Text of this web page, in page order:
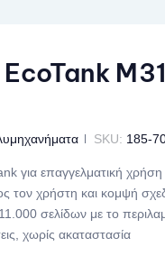
EcoTank
SKU: 185-
για επαγγελματική χρήση
τον χρήστη και κομψή
σελίδων με το
χωρίς ακαταστασία